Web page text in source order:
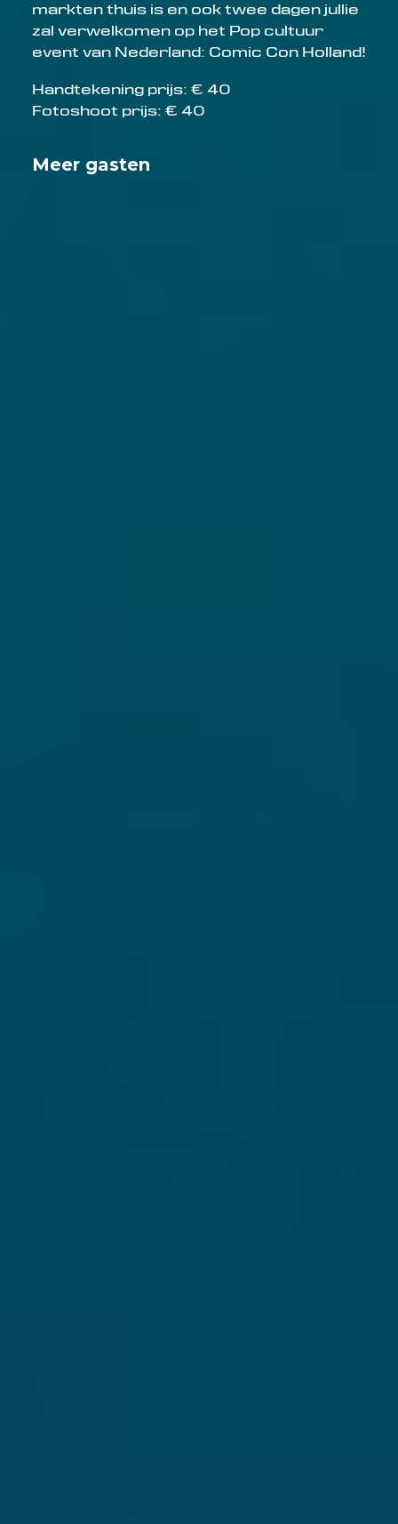
markten thuis is en ook twee dagen jullie
zal verwelkomen op het Pop cultuur
event van Nederland: Comic Con Holland!
Handtekening prijs: € 40
Fotoshoot prijs: € 40
Meer gasten